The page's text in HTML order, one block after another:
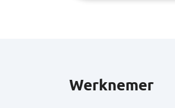
Werknemer